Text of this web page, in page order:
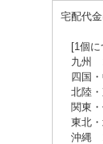
宅配代金
[1個に
九州
四国・
北陸
関東
東北
沖縄